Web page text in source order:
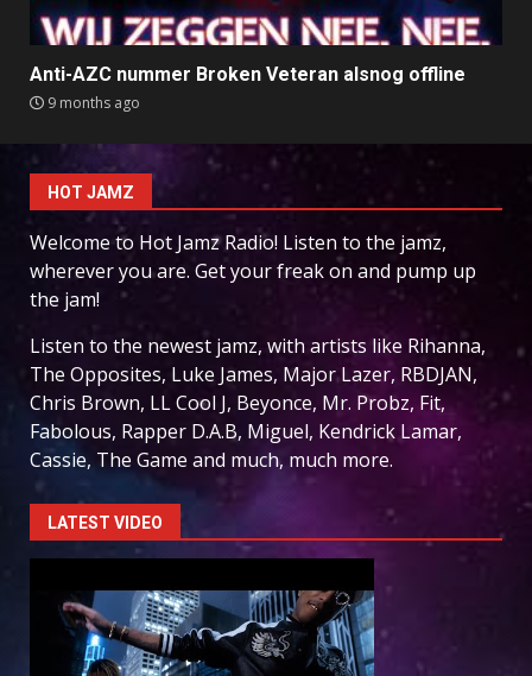
Anti-AZC nummer Broken Veteran alsnog offline
9 months ago
HOT JAMZ
Welcome to Hot Jamz Radio! Listen to the jamz,
wherever you are. Get your freak on and pump up
the jam!
Listen to the newest jamz, with artists like Rihanna,
The Opposites, Luke James, Major Lazer, RBDJAN,
Chris Brown, LL Cool J, Beyonce, Mr. Probz, Fit,
Fabolous, Rapper D.A.B, Miguel, Kendrick Lamar,
Cassie, The Game and much, much more.
LATEST VIDEO